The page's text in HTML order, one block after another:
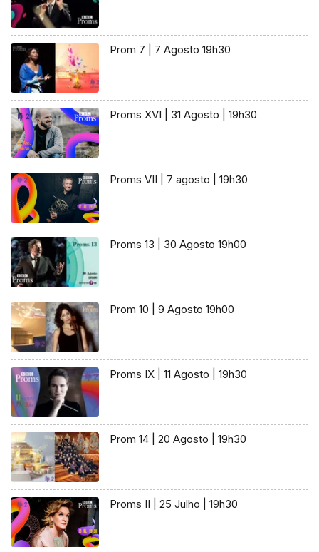
Prom 7 | 7 Agosto 19h30
Proms XVI | 31 Agosto | 19h30
Proms VII | 7 agosto | 19h30
Proms 13 | 30 Agosto 19h00
Prom 10 | 9 Agosto 19h00
Proms IX | 11 Agosto | 19h30
Prom 14 | 20 Agosto | 19h30
Proms II | 25 Julho | 19h30